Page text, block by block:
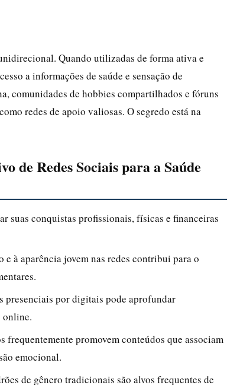
Quando utilizadas de forma ativa e
a informações de saúde e sensação de
comunidades de hobbies compartilhados e fóruns
redes de apoio valiosas. O segredo está na
de Redes Sociais para a Saúde
suas conquistas profissionais, físicas e financeiras
à aparência jovem nas redes contribui para o
presenciais por digitais pode aprofundar
online.
promovem conteúdos que associam
emocional.
de gênero tradicionais são alvos frequentes de